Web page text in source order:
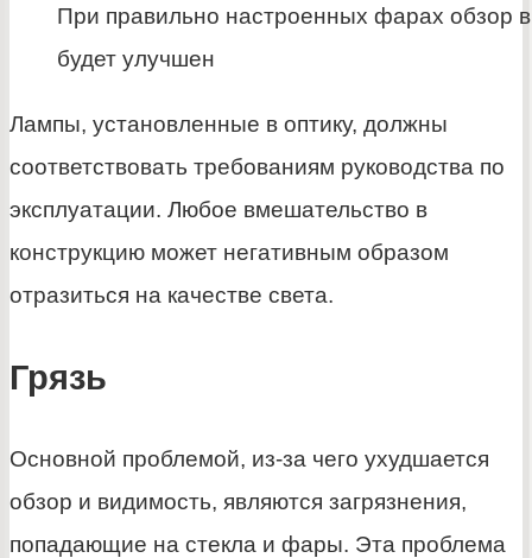
При правильно настроенных фарах обзор
будет улучшен
Лампы, установленные в оптику, должны
соответствовать требованиям руководства по
эксплуатации. Любое вмешательство в
конструкцию может негативным образом
отразиться на качестве света.
Грязь
Основной проблемой, из-за чего ухудшается
обзор и видимость, являются загрязнения,
попадающие на стекла и фары. Эта проблема